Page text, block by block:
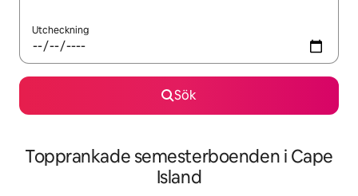
Utcheckning
Sök
Topprankade semesterboenden i Cape
Island